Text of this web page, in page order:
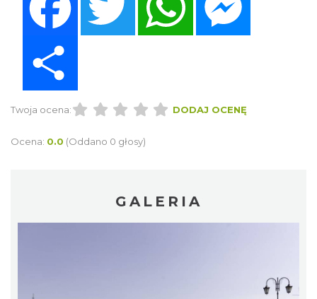
Twoja ocena: DODAJ OCENĘ
Ocena: 0.0 (Oddano 0 głosy)
GALERIA